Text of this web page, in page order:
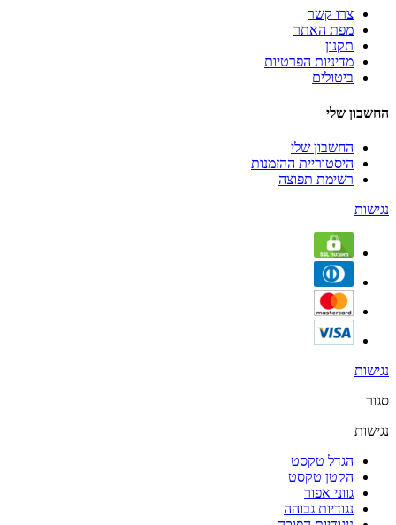
צרו קשר
מפת האתר
תקנון
מדיניות הפרטיות
ביטולים
החשבון שלי
החשבון שלי
היסטוריית ההזמנות
רשימת תפוצה
נגישות
נגישות
סגור
נגישות
הגדל טקסט
הקטן טקסט
גווני אפור
נגודיות גבוהה